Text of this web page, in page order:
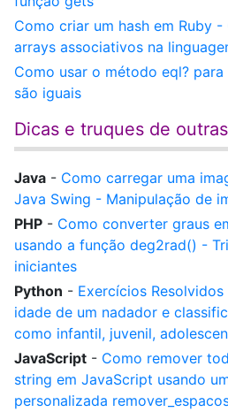
Como criar um hash em Ruby
arrays associativos na
Como usar o método eql?
são iguais
Dicas e truques de
Java - Como carregar uma
Java Swing - Manipulação de
PHP - Como converter graus
usando a função deg2rad() -
iniciantes
Python - Exercícios
idade de um nadador e
como infantil, juvenil,
JavaScript - Como remover
string em JavaScript usando
personalizada